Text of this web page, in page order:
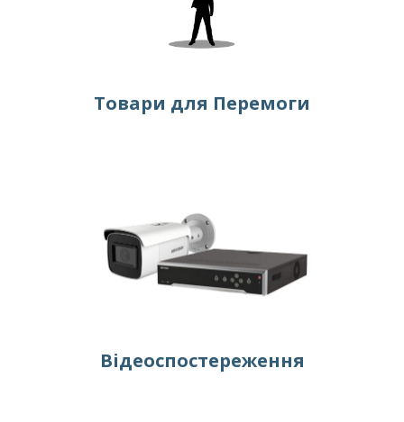
Товари для Перемоги
Відеоспостереження